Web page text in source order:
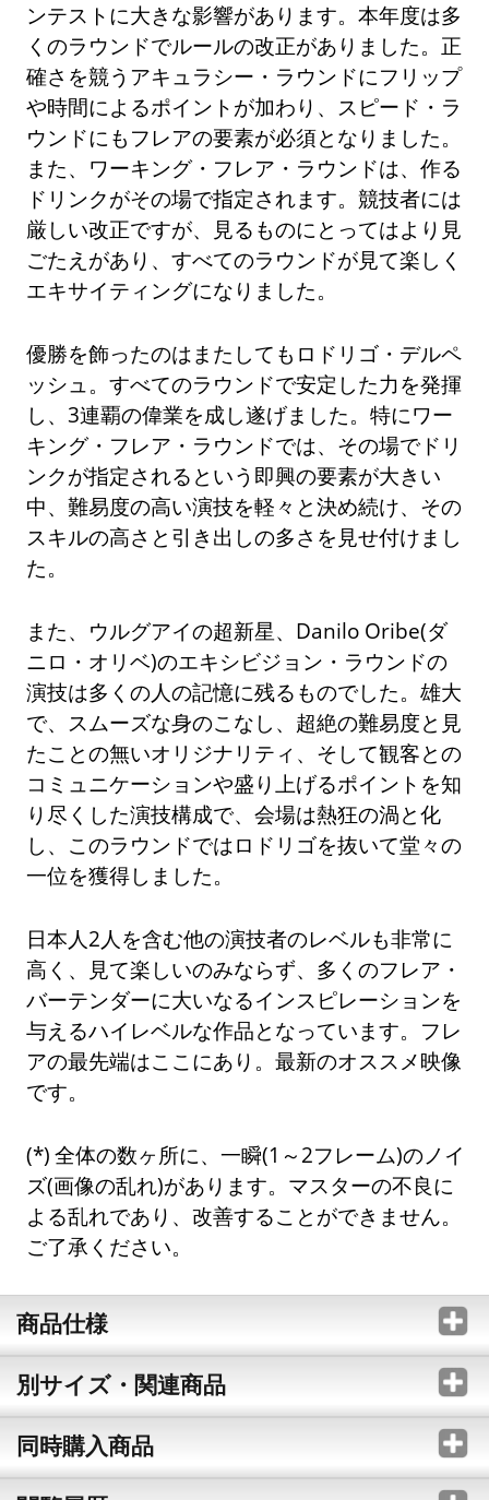
ンテストに大きな影響があります。本年度は多
くのラウンドでルールの改正がありました。正
確さを競うアキュラシー・ラウンドにフリップ
や時間によるポイントが加わり、スピード・ラ
ウンドにもフレアの要素が必須となりました。
また、ワーキング・フレア・ラウンドは、作る
ドリンクがその場で指定されます。競技者には
厳しい改正ですが、見るものにとってはより見
ごたえがあり、すべてのラウンドが見て楽しく
エキサイティングになりました。
優勝を飾ったのはまたしてもロドリゴ・デルペ
ッシュ。すべてのラウンドで安定した力を発揮
し、3連覇の偉業を成し遂げました。特にワー
キング・フレア・ラウンドでは、その場でドリ
ンクが指定されるという即興の要素が大きい
中、難易度の高い演技を軽々と決め続け、その
スキルの高さと引き出しの多さを見せ付けまし
た。
また、ウルグアイの超新星、Danilo Oribe(ダ
ニロ・オリベ)のエキシビジョン・ラウンドの
演技は多くの人の記憶に残るものでした。雄大
で、スムーズな身のこなし、超絶の難易度と見
たことの無いオリジナリティ、そして観客との
コミュニケーションや盛り上げるポイントを知
り尽くした演技構成で、会場は熱狂の渦と化
し、このラウンドではロドリゴを抜いて堂々の
一位を獲得しました。
日本人2人を含む他の演技者のレベルも非常に
高く、見て楽しいのみならず、多くのフレア・
バーテンダーに大いなるインスピレーションを
与えるハイレベルな作品となっています。フレ
アの最先端はここにあり。最新のオススメ映像
です。
全体の数ヶ所に、一瞬(1～2フレーム)のノイ
ズ(画像の乱れ)があります。マスターの不良に
よる乱れであり、改善することができません。
ご了承ください。
商品仕様
別サイズ・関連商品
同時購入商品